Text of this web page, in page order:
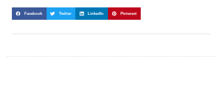
Facebook Twitter LinkedIn Pinterest